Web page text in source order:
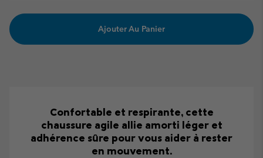
Ajouter Au Panier
Confortable et respirante, cette
chaussure agile allie amorti léger et
adhérence sûre pour vous aider à rester
en mouvement.